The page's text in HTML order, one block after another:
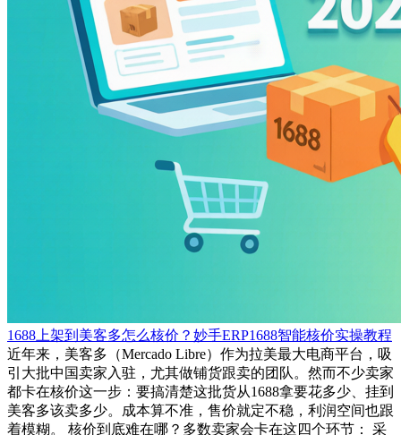
1688上架到美客多怎么核价？妙手ERP1688智能核价实操教程
近年来，美客多（Mercado Libre）作为拉美最大电商平台，吸
引大批中国卖家入驻，尤其做铺货跟卖的团队。然而不少卖家
都卡在核价这一步：要搞清楚这批货从1688拿要花多少、挂到
美客多该卖多少。成本算不准，售价就定不稳，利润空间也跟
着模糊。 核价到底难在哪？多数卖家会卡在这四个环节： 采